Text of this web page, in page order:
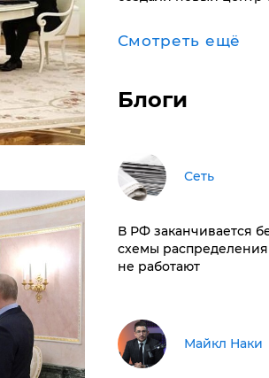
Смотреть ещё
Блоги
Сеть
​В РФ заканчивается
схемы
не работают
Майкл Наки